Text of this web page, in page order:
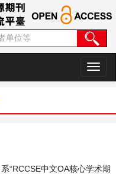
切
换
系“RCCSE中文OA核心学术期